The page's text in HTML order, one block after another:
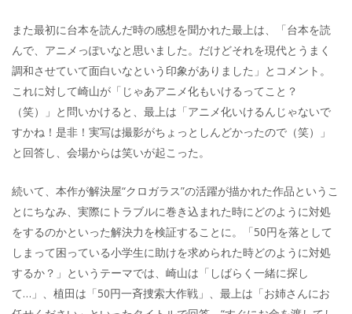
また最初に台本を読んだ時の感想を聞かれた最上は、「台本を読
んで、アニメっぽいなと思いました。だけどそれを現代とうまく
調和させていて面白いなという印象がありました」とコメント。
これに対して崎山が「じゃあアニメ化もいけるってこと？
（笑）」と問いかけると、最上は「アニメ化いけるんじゃないで
すかね！是非！実写は撮影がちょっとしんどかったので（笑）」
と回答し、会場からは笑いが起こった。
続いて、本作が解決屋“クロガラス”の活躍が描かれた作品というこ
とにちなみ、実際にトラブルに巻き込まれた時にどのように対処
をするのかといった解決力を検証することに。「50円を落として
しまって困っている小学生に助けを求められた時どのように対処
するか？」というテーマでは、崎山は「しばらく一緒に探し
て…」、植田は「50円一斉捜索大作戦」、最上は「お姉さんにお